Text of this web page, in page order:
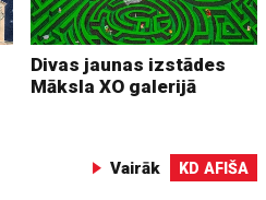
Divas jaunas izstādes
Māksla XO galerijā
Vairāk KD AFIŠA